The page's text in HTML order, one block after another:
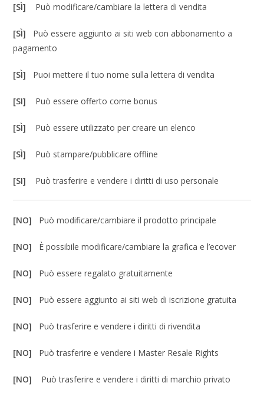
[SÌ] Può modificare/cambiare la lettera di vendita
[SÌ] Può essere aggiunto ai siti web con abbonamento a
pagamento
[SÌ] Puoi mettere il tuo nome sulla lettera di vendita
[SI] Può essere offerto come bonus
[SÌ] Può essere utilizzato per creare un elenco
[SÌ] Può stampare/pubblicare offline
[SI] Può trasferire e vendere i diritti di uso personale
[NO] Può modificare/cambiare il prodotto principale
[NO] È possibile modificare/cambiare la grafica e l’ecover
[NO] Può essere regalato gratuitamente
[NO] Può essere aggiunto ai siti web di iscrizione gratuita
[NO] Può trasferire e vendere i diritti di rivendita
[NO] Può trasferire e vendere i Master Resale Rights
[NO] Può trasferire e vendere i diritti di marchio privato